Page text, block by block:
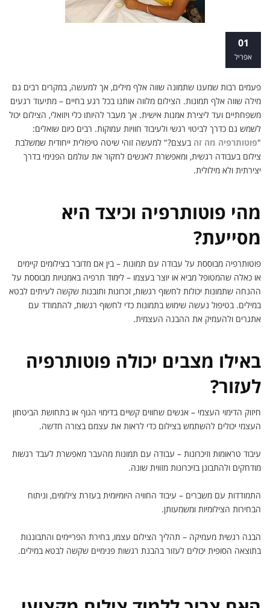
01
אפריל
פעמים רבות שמענו שתמונה שווה אלף מילים, אך למעשה, במקרים רבים גם
מילה שווה אלף תמונות. הצילום מלווה אותנו בכל רגע בחיים – מתיעוד רגעים
משפחתיים ועד ליצירת אמנות אישית. אך מעבר להיותו כלי ויזואלי, הצילום יכול
לשמש גם כדרך לביטוי רגשי ולעיבוד חוויות עמוקות. רבים כיום שואלים:
"פוטותרפיה מה זהבעצם?" למעשה זוהי שיטה טיפולית ייחודית שמשלבת
צילום בעבודה רגשית, ומאפשרת לאנשים לחקור את עולמם הפנימי בדרך
יצירתית ולא מילולית.
מהי פוטותרפיה וכיצד היא
מסייעת?
פוטותרפיה מבוססת על עבודה עם תמונות – בין אם מדובר בצילומים קיימים
או כאלה שהמטופל מביא או יוצר בעצמו – לימוד תרפיה באמנויות מבוססת על
ההנחה שתמונות יכולות לחשוף רגשות, זכרונות ותובנות שקשה לעיתים לבטא
במילים. בטיפול נעשה שימוש בתמונות כדי לחשוף רגשות, להתמודד עם
אתגרים ולהעמיק את ההבנה העצמית.
באילו מצבים יכולה פוטותרפיה
לעזור?
חיזוק הדימוי העצמי – אנשים שחווים קשיים בדימוי הגוף או בתחושת הביטחון
העצמי יכולים להשתמש בצילום כדי לראות את עצמם בצורה חדשה.
עיבוד טראומות וזיכרונות – עבודה עם תמונות מהעבר מאפשרת לעבד רגשות
מודחקים ולהתבונן בזיכרונות מזווית שונה.
התמודדות עם משברים – עיבוד החוויה היומיומית בעזרת צילומים, וניתוח
הבחירות הצילומיות ומשמעותן.
הבנה רגשית מעמיקה – תהליך הצילום עצמו, בחירת הפריימים והתבוננות
בתוצאה הסופית יכולים לעזור בהבנת רגשות פנימיים שקשה לבטא במילים.